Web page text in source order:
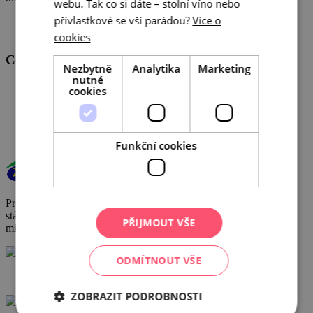
Centrála cestovního ruchu - Jižní Morava, z.s.p.o
Veřejné zakázky
Provoz a činnost DMO byly podpořeny za přispění prostředků
státního rozpočtu České republiky z programu Ministerstva pro
místní rozvoj.
+420 602 162 829
webu. Tak co si dáte – stolní víno nebo
přívlastkové se vší parádou? Více o
cookies
Nezbytně
nutné
cookies
Analytika Marketing
Funkční cookies
PŘIJMOUT VŠE
ODMÍTNOUT VŠE
ZOBRAZIT PODROBNOSTI